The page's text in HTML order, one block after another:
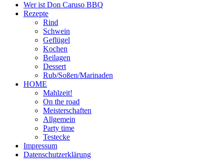
Wer ist Don Caruso BBQ
Rezepte
Rind
Schwein
Geflügel
Kochen
Beilagen
Dessert
Rub/Soßen/Marinaden
HOME
Mahlzeit!
On the road
Meisterschaften
Allgemein
Party time
Testecke
Impressum
Datenschutzerklärung